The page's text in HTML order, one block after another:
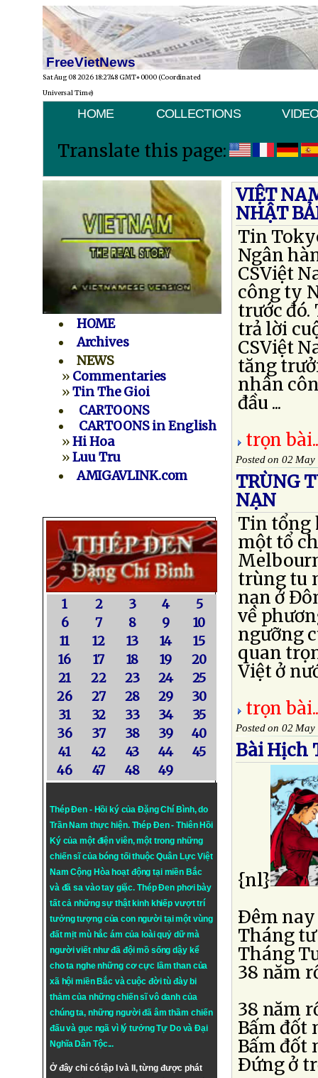
FreeVietNews
Sat Aug 08 2026 18:27:48 GMT+0000 (Coordinated
Universal Time)
HOME COLLECTIONS
Translate this page:
HOME
Archives
NEWS
» Commentaries
»Tin The Gioi
CARTOONS
CARTOONS in English
»Hi Hoa
»Luu Tru
AMIGAVLINK.com
1 2 3 4
5
6
7 8 9
10
11
12 13 14
15
16
17 18 19
20
21
22 23 24
25
26
27 28 29
30
31
32 33 34
35
36
37 38 39
40
41
42 43 44
45
46
47 48 49
Thép Đen - Hồi ký của Đặng Chí Bình, do
Trần Nam thực hiện. Thép Đen- Thiên Hồi
Ký của một điện viên, một trong những
chiến sĩ của bóng tối thuộc Quân Lực Việt
Nam Cộng Hòa hoạt động tại miền Bắc
và đã sa vào tay giặc. Thép Đen phơi bày
tất cả những sự thật kinh khiếp vượt trí
tưởng tượng của con người tại một vùng
đất mịt mù hắc ám của loài quỷ dữ mà
người viết như đã đội mồ sống dậy kể
cho ta nghe những cơ cực lầm than của
xã hội miền Bắc và cuộc đời tù đày bi
thảm của những chiến sĩ vô danh của
chúng ta, những người đã âm thầm chiến
đấu và gục ngã vì lý tưởngTự DovàĐại
Nghĩa Dân Tộc...
Ở đây chỉ có tập I và II, từng được phát
VIỆT
NHẬT
Tin
Ngân
CSViệt
công ty
trước đó.
trả lời
CSViệt
tăng
nhân
đầu ...
trọn
Posted on 02 May
TRÙNG
NẠN
Tin tổng
một tổ
trùng tu
nạn ở
về
ngưỡng
quan
Việt ở
trọn
Posted on 02 May
Bài Hịch
{nl}
Ðêm nay
Tháng
Tháng
38 năm
38 năm
Bấm đốt
Bấm đốt
Ðứng ở